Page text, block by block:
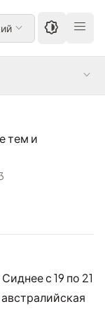
тем и
с 19 по 21